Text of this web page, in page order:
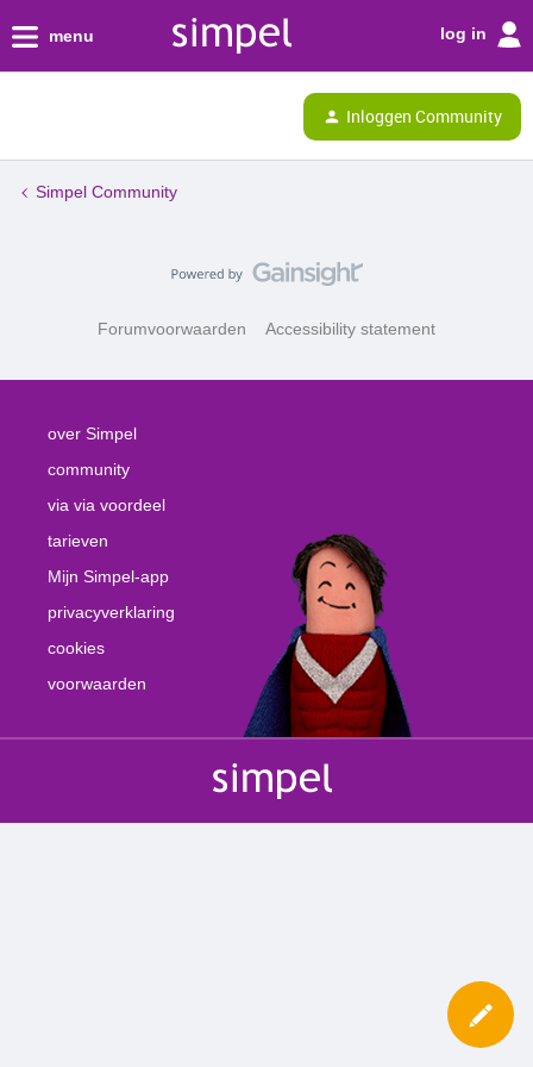
menu log in
Inloggen Community
Simpel Community
Forumvoorwaarden Accessibility statement
over Simpel
community
via via voordeel
tarieven
Mijn Simpel-app
privacyverklaring
cookies
voorwaarden